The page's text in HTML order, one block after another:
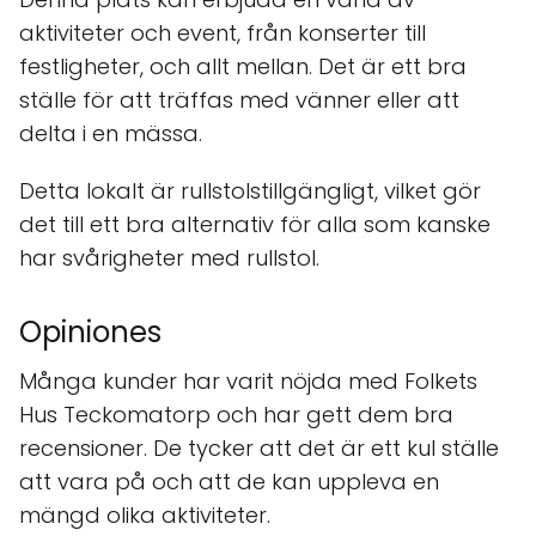
aktiviteter och event, från konserter till
festligheter, och allt mellan. Det är ett bra
ställe för att träffas med vänner eller att
delta i en mässa.
Detta lokalt är rullstolstillgängligt, vilket gör
det till ett bra alternativ för alla som kanske
har svårigheter med rullstol.
Opiniones
Många kunder har varit nöjda med Folkets
Hus Teckomatorp och har gett dem bra
recensioner. De tycker att det är ett kul ställe
att vara på och att de kan uppleva en
mängd olika aktiviteter.